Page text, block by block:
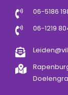
06-5186
06-1219